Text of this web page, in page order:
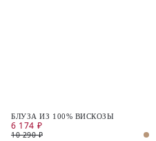
БЛУЗА ИЗ 100% ВИСКОЗЫ
6 174 ₽
10 290 ₽